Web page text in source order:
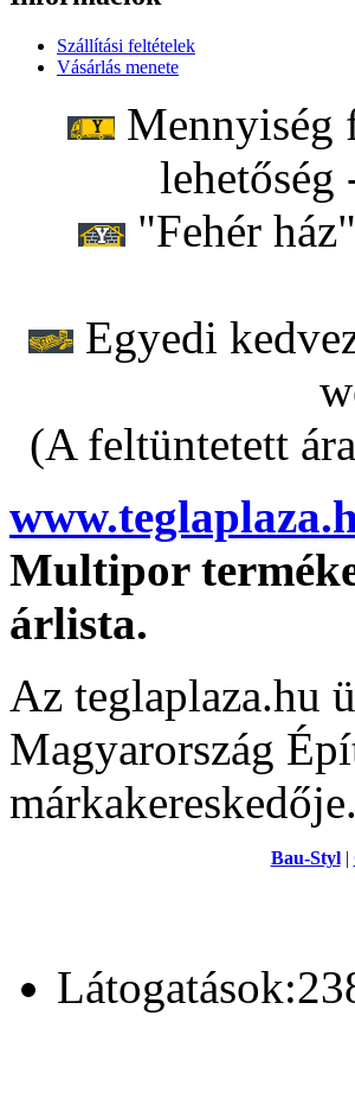
Szállítási feltételek
Vásárlás menete
Mennyiség
"Fehér
Egyedi
(A feltüntetett
Multipor
árlista.
Az teglaplaza.hu
Magyarország
márkakereskedője.
Bau-Styl|